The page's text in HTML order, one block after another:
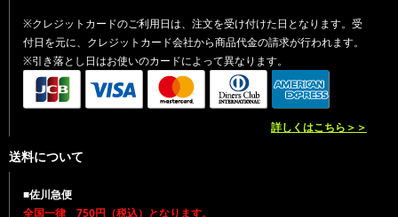
※クレジットカードのご利用日は、注文を受け付けた日となります。受
付日を元に、クレジットカード会社から商品代金の請求が行われます。
※引き落とし日はお使いのカードによって異なります。
詳しくはこちら＞＞
送料について
■佐川急便
全国一律 750円（税込）となります。